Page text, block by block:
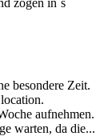
besondere Zeit.
aufnehmen.
warten, da die...